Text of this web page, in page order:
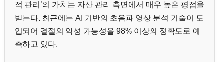
적 관리’의 가치는 자산 관리 측면에서 매우 높은 평점을
받는다. 최근에는 AI 기반의 초음파 영상 분석 기술이 도
입되어 결절의 악성 가능성을 98% 이상의 정확도로 예
측하고 있다.